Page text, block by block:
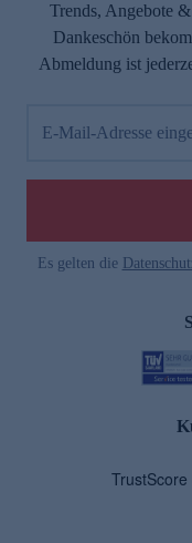
Trends, Angebote
Dankeschön
Abmeldung ist
E-Mail-Adresse
Es gelten die